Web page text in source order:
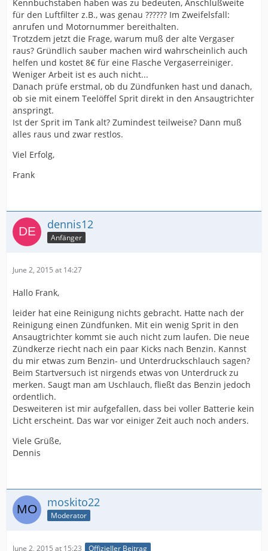
Kennbuchstaben haben was zu bedeuten, Anschlußweite
für den Luftfilter z.B., was genau ?????? Im Zweifelsfall:
anrufen und Motornummer bereithalten.
Trotzdem jetzt die Frage, warum muß der alte Vergaser
raus? Gründlich sauber machen wird wahrscheinlich auch
helfen und kostet 8€ für eine Flasche Vergaserreiniger.
Weniger Arbeit ist es auch nicht...
Danach prüfe erstmal, ob du Zündfunken hast und danach,
ob sie mit einem Teelöffel Sprit direkt in den Ansaugtrichter
anspringt.
Ist der Sprit im Tank alt? Zumindest teilweise? Dann muß
alles raus und zwar restlos.
Viel Erfolg,
Frank
dennis12
Anfänger
June 2, 2015 at 14:27
Hallo Frank,
leider hat eine Reinigung nichts gebracht. Hatte nach der
Reinigung einen Zündfunken. Mit ein wenig Sprit in den
Ansaugtrichter kommt sie auch nicht zum laufen. Die neue
Zündkerze riecht nach ein paar Kicks nach Benzin. Kannst
du mir etwas zum Benzin- und Unterdruckschlauch sagen?
Beim Startversuch ist nirgends etwas von Unterdruck zu
merken. Saugt man am Uschlauch, fließt das Benzin jedoch
ordentlich.
Desweiteren ist mir aufgefallen, dass bei voller Batterie kein
Licht erscheint. Das war vor einiger Zeit auch noch anders.
Viele Grüße,
Dennis
moskito22
Moderator
June 2, 2015 at 15:23 Offizieller Beitrag